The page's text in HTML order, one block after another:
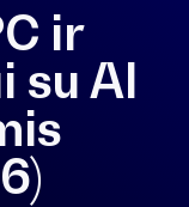
ir
su AI